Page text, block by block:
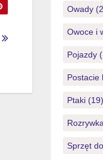
Owady
Owoce i
Pojazdy
Postacie
Ptaki(19)
Sprzęt